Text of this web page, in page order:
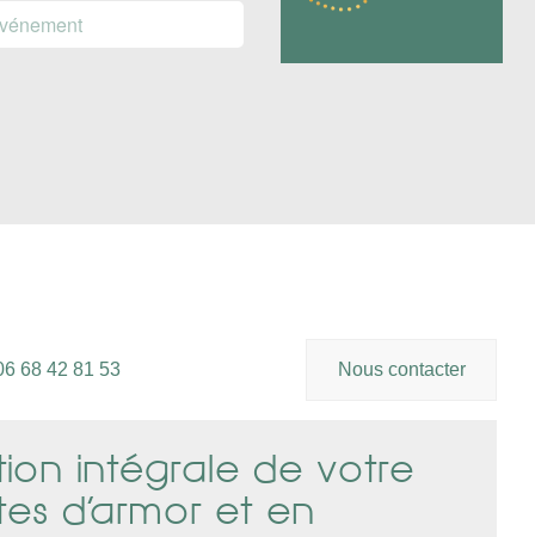
68 42 81 53 Nous contacter
intégrale de votre
d’armor et en